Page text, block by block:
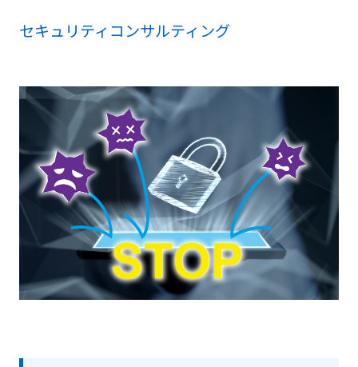
ARCACLAVIS LOCKey
保守・サポート情報
クラウド型WAFサービス Scutum
MediSec』
特集
セキュリティコンサルティング